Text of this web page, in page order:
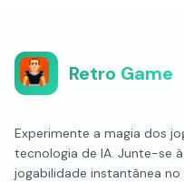
Retro Game
Experimente a magia dos
tecnologia de IA. Junte-se
jogabilidade instantânea